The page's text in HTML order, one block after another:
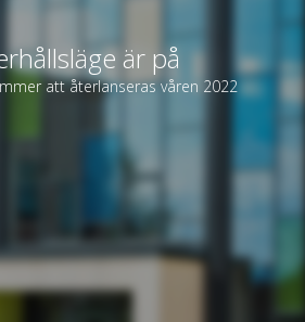
är på
att återlanseras våren 2022